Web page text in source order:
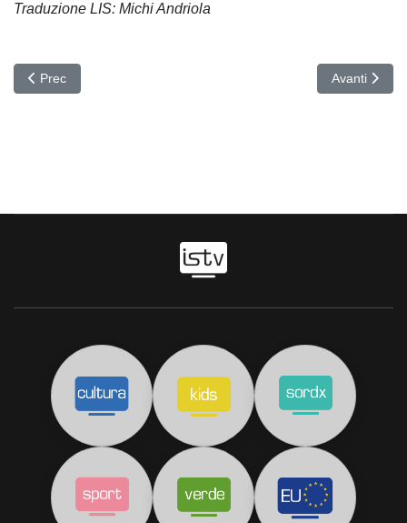
Traduzione LIS: Michi Andriola
Articolo precedente: TORINO
Prec Articolo
Avanti